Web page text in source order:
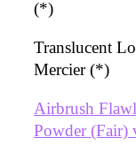
(*)
Translucent
Mercier (*)
Airbrush
Powder (Fair)